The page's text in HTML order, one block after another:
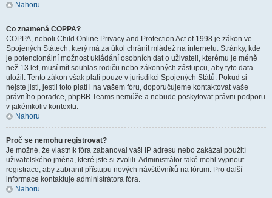
Nahoru
Co znamená COPPA?
COPPA, neboli Child Online Privacy and Protection Act of 1998 je zákon ve
Spojených Státech, který má za úkol chránit mládež na internetu. Stránky, kde
je potencionální možnost ukládání osobních dat o uživateli, kterému je méně
než 13 let, musí mít souhlas rodičů nebo zákonných zástupců, aby tyto data
uložil. Tento zákon však platí pouze v jurisdikci Spojených Států. Pokud si
nejste jisti, jestli toto platí i na vašem fóru, doporučujeme kontaktovat vaše
právního poradce, phpBB Teams nemůže a nebude poskytovat právni podporu
v jakémkoliv kontextu.
Nahoru
Proč se nemohu registrovat?
Je možné, že vlastník fóra zabanoval vaši IP adresu nebo zakázal použití
uživatelského jména, které jste si zvolili. Administrátor také mohl vypnout
registrace, aby zabranil přístupu nových návštěvníků na fórum. Pro další
informace kontaktuje administrátora fóra.
Nahoru